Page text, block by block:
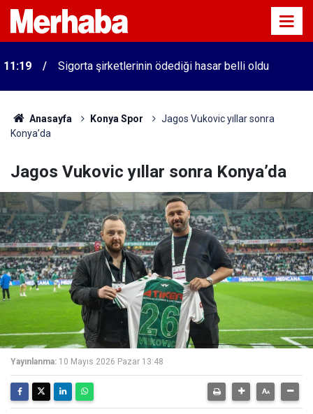
11:19 Sigorta şirketlerinin ödediği hasar belli oldu
Anasayfa Konya Spor
Jagos Vukovic yıllar sonra
Konya’da
Jagos Vukovic yıllar sonra Konya’da
Yayınlanma: 10 Mayıs 2026 Pazar 13:48